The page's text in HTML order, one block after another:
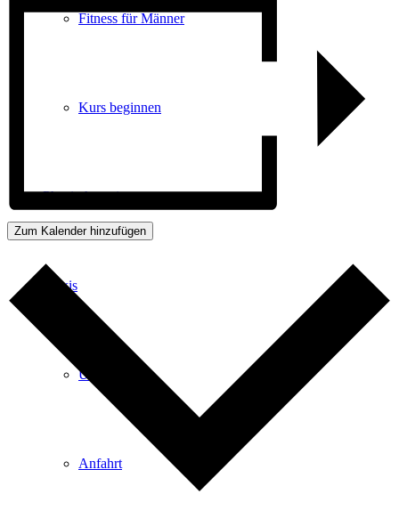
Fitness für Männer
Kurs beginnen
Physiotherapie
Praxis
Über Uns
Anfahrt
Zum Kalender hinzufügen